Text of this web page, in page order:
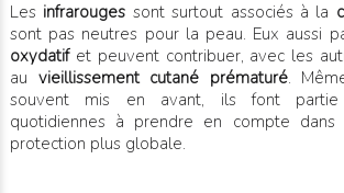
Les infrarouges sont surtout associés à la
sont pas neutres pour la peau. Eux aussi
oxydatifet peuvent contribuer, avec les
au vieillissement cutané prématuré.
souvent mis en avant, ils font partie
quotidiennes à prendre en compte
protection plus globale.